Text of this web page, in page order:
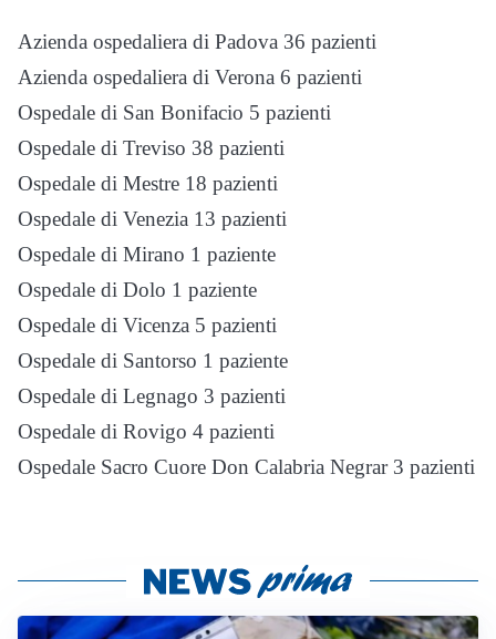
Azienda ospedaliera di Padova 36 pazienti
Azienda ospedaliera di Verona 6 pazienti
Ospedale di San Bonifacio 5 pazienti
Ospedale di Treviso 38 pazienti
Ospedale di Mestre 18 pazienti
Ospedale di Venezia 13 pazienti
Ospedale di Mirano 1 paziente
Ospedale di Dolo 1 paziente
Ospedale di Vicenza 5 pazienti
Ospedale di Santorso 1 paziente
Ospedale di Legnago 3 pazienti
Ospedale di Rovigo 4 pazienti
Ospedale Sacro Cuore Don Calabria Negrar 3 pazienti